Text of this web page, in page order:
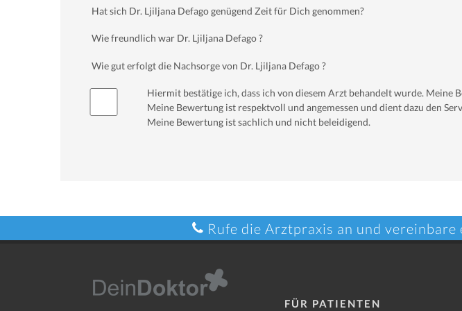
Hat sich Dr. Ljiljana Defago genügend Zeit für Dich genommen?
Wie freundlich war Dr. Ljiljana Defago ?
Wie gut erfolgt die Nachsorge von Dr. Ljiljana Defago ?
Hiermit bestätige ich, dass ich von diesem Arzt behandelt wurde. Meine
Meine Bewertung ist respektvoll und angemessen und dient dazu den
Meine Bewertung ist sachlich und nicht beleidigend.
Rufe die Arztpraxis an und
FÜR PATIENTEN